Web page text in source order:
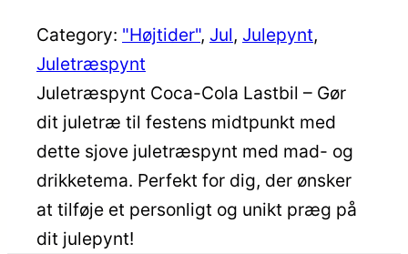
Category: "Højtider", Jul, Julepynt
Juletræspynt
Juletræspynt Coca-Cola Lastbil – Gør
dit juletræ til festens midtpunkt med
dette sjove juletræspynt med mad- og
drikketema. Perfekt for dig, der ønsker
at tilføje et personligt og unikt præg på
dit julepynt!